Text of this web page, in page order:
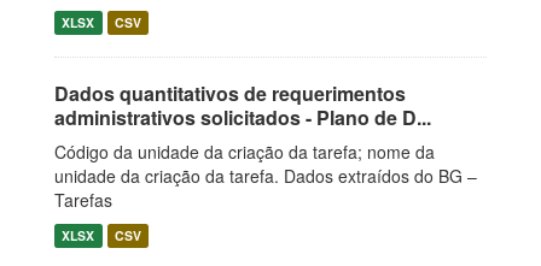
XLSX CSV
Dados quantitativos de requerimentos
administrativos solicitados - Plano de D...
Código da unidade da criação da tarefa; nome da
unidade da criação da tarefa. Dados extraídos do BG –
Tarefas
XLSX CSV